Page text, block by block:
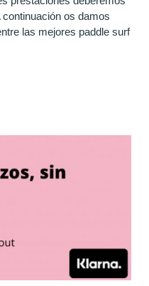
os damos
las mejores paddle surf